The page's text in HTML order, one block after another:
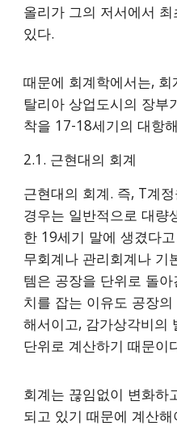
올리가 그의 저서에서
있다.
때문에 회계학에서는,
탈리아 상업도시의 장부
착을 17-18세기의 대항
2.1. 근현대의 회계
근현대의 회계. 즉, T계
경우는 일반적으로 대량
한 19세기 말에 생겼다
무회계나 관리회계나 기
템은 공장을 단위로 돌
치를 잡는 이유도 공장
해서이고, 감가상각비의
단위로 계산하기 때문이
회계는 끊임없이 변화하
되고 있기 때문에 계산